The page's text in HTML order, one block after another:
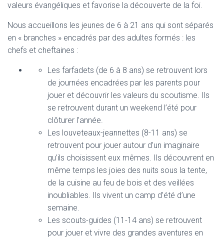
valeurs évangéliques et favorise la découverte de la foi.
Nous accueillons les jeunes de 6 à 21 ans qui sont séparés
en « branches » encadrés par des adultes formés : les
chefs et cheftaines :
Les farfadets (de 6 à 8 ans) se retrouvent lors
de journées encadrées par les parents pour
jouer et découvrir les valeurs du scoutisme. Ils
se retrouvent durant un weekend l’été pour
clôturer l’année.
Les louveteaux-jeannettes (8-11 ans) se
retrouvent pour jouer autour d’un imaginaire
qu’ils choisissent eux mêmes. Ils découvrent en
même temps les joies des nuits sous la tente,
de la cuisine au feu de bois et des veillées
inoubliables. Ils vivent un camp d’été d’une
semaine.
Les scouts-guides (11-14 ans) se retrouvent
pour jouer et vivre des grandes aventures en